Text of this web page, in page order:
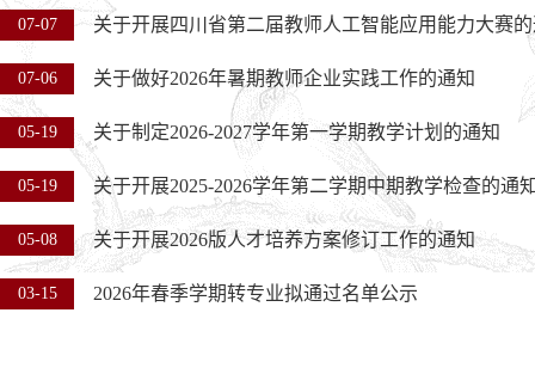
07-07 关于开展四川省第二届教师人工智能应用能力大赛
07-06 ​关于做好2026年暑期教师企业实践工作的通知
05-19 关于制定2026-2027学年第一学期教学计划的通知
05-19 关于开展2025-2026学年第二学期中期教学检查的通
05-08 关于开展2026版人才培养方案修订工作的通知
03-15 2026年春季学期转专业拟通过名单公示